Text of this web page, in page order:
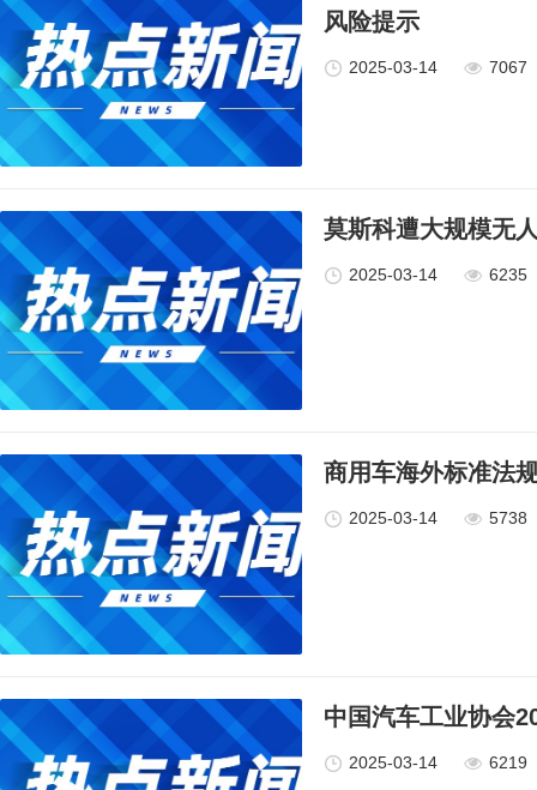
风险提示
2025-03-14 7067
莫斯科遭大规模无
2025-03-14 6235
商用车海外标准法
2025-03-14 5738
中国汽车工业协会
2025-03-14 6219